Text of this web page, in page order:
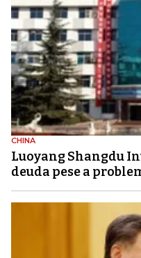
CHINA
Luoyang Shangdu
deuda pese a